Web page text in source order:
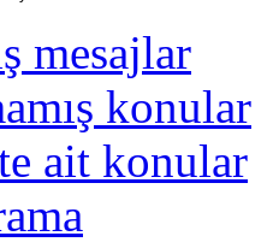
mesajlar
konular
ait konular